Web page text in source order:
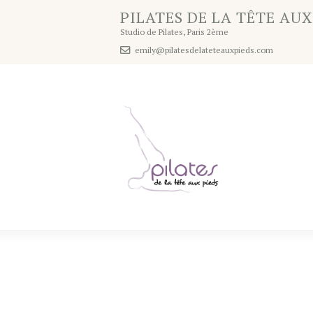
PILATES DE LA TÊTE
Studio de Pilates, Paris 2ème
emily@pilatesdelateteauxpieds.com